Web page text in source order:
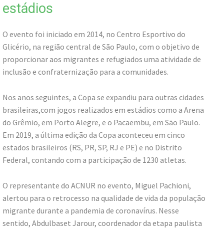
estádios
O evento foi iniciado em 2014, no Centro Esportivo do
Glicério, na região central de São Paulo, com o objetivo de
proporcionar aos migrantes e refugiados uma atividade de
inclusão e confraternização para a comunidades.
Nos anos seguintes, a Copa se expandiu para outras cidades
brasileiras,com jogos realizados em estádios como a Arena
do Grêmio, em Porto Alegre, e o Pacaembu, em São Paulo.
Em 2019, a última edição da Copa aconteceu em cinco
estados brasileiros (RS, PR, SP, RJ e PE) e no Distrito
Federal, contando com a participação de 1230 atletas.
O representante do ACNUR no evento, Miguel Pachioni,
alertou para o retrocesso na qualidade de vida da população
migrante durante a pandemia de coronavírus. Nesse
sentido, Abdulbaset Jarour, coordenador da etapa paulista